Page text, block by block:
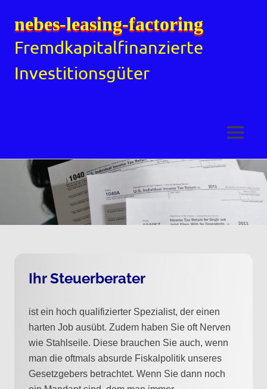
nebes-leasing-factoring
Fremdkapitalfinanzierte
Investitionsgüter
MENÜ
Ihr Steuerberater
ist ein hoch qualifizierter Spezialist, der einen
harten Job ausübt. Zudem haben Sie oft Nerven
wie Stahlseile. Diese brauchen Sie auch, wenn
man die oftmals absurde Fiskalpolitik unseres
Gesetzgebers betrachtet. Wenn Sie dann noch